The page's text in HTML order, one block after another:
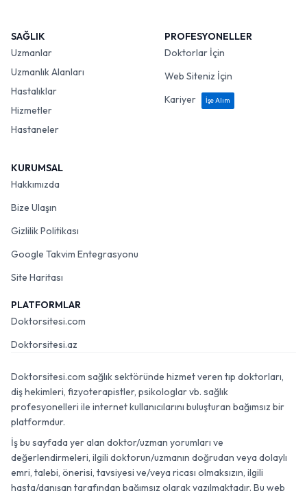
SAĞLIK
Uzmanlar
Uzmanlık Alanları
Hastalıklar
Hizmetler
Hastaneler
PROFESYONELLER
Doktorlar İçin
Web Siteniz İçin
Kariyer
İşe Alım
KURUMSAL
Hakkımızda
Bize Ulaşın
Gizlilik Politikası
Google Takvim Entegrasyonu
Site Haritası
PLATFORMLAR
Doktorsitesi.com
Doktorsitesi.az
Doktorsitesi.com sağlık sektöründe hizmet veren tıp doktorları,
diş hekimleri, fizyoterapistler, psikologlar vb. sağlık
profesyonelleri ile internet kullanıcılarını buluşturan bağımsız bir
platformdur.
İş bu sayfada yer alan doktor/uzman yorumları ve
değerlendirmeleri, ilgili doktorun/uzmanın doğrudan veya dolaylı
emri, talebi, önerisi, tavsiyesi ve/veya ricası olmaksızın, ilgili
hasta/danışan tarafından bağımsız olarak yazılmaktadır. Bu web